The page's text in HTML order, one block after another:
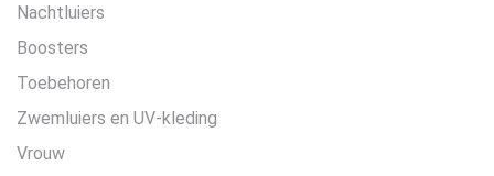
Nachtluiers
Boosters
Toebehoren
Zwemluiers en UV-kleding
Vrouw